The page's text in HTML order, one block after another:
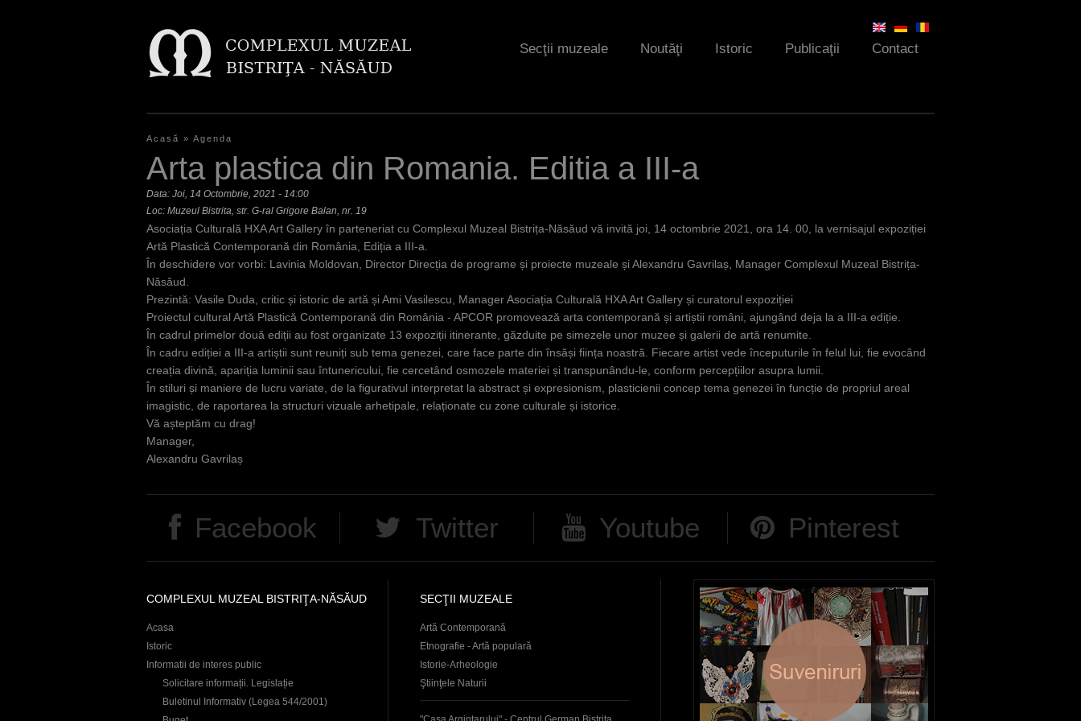
Secţii muzeale Noutăţi Istoric Publicaţii Contact
E
ş
t
i
a
i
c
i
Acasă » Agenda
Arta plastica din Romania. Editia a III-a
Data: Joi, 14 Octombrie, 2021 - 14:00
Loc: Muzeul Bistrita, str. G-ral Grigore Balan, nr. 19
Asociația Culturală HXA Art Gallery în parteneriat cu Complexul Muzeal Bistrița-Năsăud vă invită joi, 14 octombrie 2021, ora 14. 00, la vernisajul expoziției
Artă Plastică Contemporană din România, Ediția a III-a.
În deschidere vor vorbi: Lavinia Moldovan, Director Direcția de programe și proiecte muzeale și Alexandru Gavrilaș, Manager Complexul Muzeal Bistrița-
Năsăud.
Prezintă: Vasile Duda, critic și istoric de artă și Ami Vasilescu, Manager Asociația Culturală HXA Art Gallery și curatorul expoziției
Proiectul cultural Artă Plastică Contemporană din România - APCOR promovează arta contemporană și artiștii români, ajungând deja la a III-a ediție.
În cadrul primelor două ediții au fost organizate 13 expoziții itinerante, găzduite pe simezele unor muzee și galerii de artă renumite.
În cadru ediției a III-a artiștii sunt reuniți sub tema genezei, care face parte din însăși ființa noastră. Fiecare artist vede începuturile în felul lui, fie evocând
creația divină, apariția luminii sau întunericului, fie cercetând osmozele materiei și transpunându-le, conform percepțiilor asupra lumii.
În stiluri și maniere de lucru variate, de la figurativul interpretat la abstract și expresionism, plasticienii concep tema genezei în funcție de propriul areal
imagistic, de raportarea la structuri vizuale arhetipale, relaționate cu zone culturale și istorice.
Vă așteptăm cu drag!
Manager,
Alexandru Gavrilaș
Facebook Twitter Youtube Pinterest
COMPLEXUL MUZEAL BISTRIŢA-NĂSĂUD
Acasa
Istoric
Informatii de interes public
Solicitare informații. Legislație
Buletinul Informativ (Legea 544/2001)
SECŢII MUZEALE
Artă Contemporană
Etnografie - Artă populară
Istorie-Arheologie
Ştiinţele Naturii